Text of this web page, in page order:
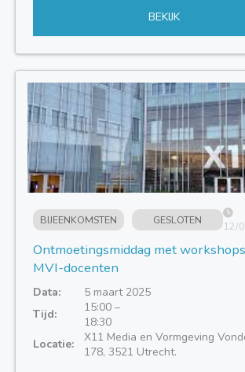
BEKIJK
BIJEENKOMSTEN GESLOTEN 12/
Ontmoetingsmiddag met
MVI-docenten
Data:
5 maart 2025
Tijd:
15:00 –
18:30
Locatie:
X11 Media en Vormgeving
178, 3521 Utrecht.